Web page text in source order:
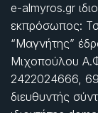
e-almyros.gr
εκπρόσωπος:
“Μαγνήτης”
Μιχοπούλου
2422024666,
διευθυντής